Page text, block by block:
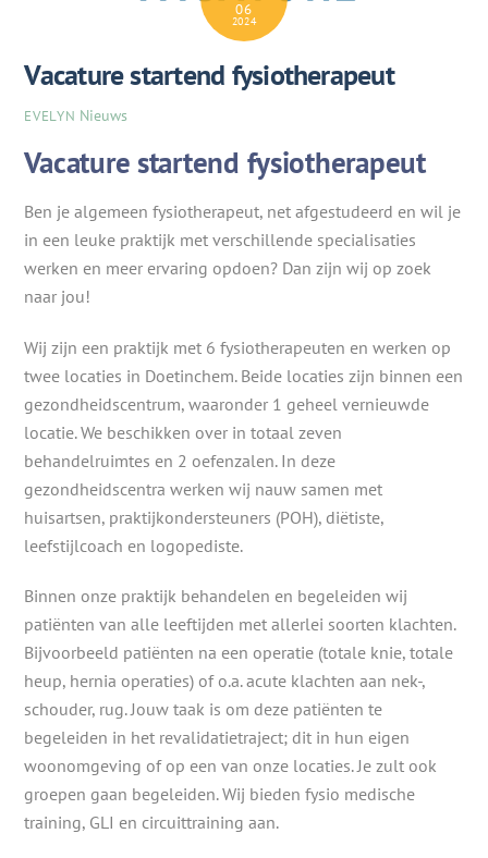
06
2024
Vacature startend fysiotherapeut
EVELYN Nieuws
Vacature startend fysiotherapeut
Ben je algemeen fysiotherapeut, net afgestudeerd en wil je
in een leuke praktijk met verschillende specialisaties
werken en meer ervaring opdoen? Dan zijn wij op zoek
naar jou!
Wij zijn een praktijk met 6 fysiotherapeuten en werken op
twee locaties in Doetinchem. Beide locaties zijn binnen een
gezondheidscentrum, waaronder 1 geheel vernieuwde
locatie. We beschikken over in totaal zeven
behandelruimtes en 2 oefenzalen. In deze
gezondheidscentra werken wij nauw samen met
huisartsen, praktijkondersteuners (POH), diëtiste,
leefstijlcoach en logopediste.
Binnen onze praktijk behandelen en begeleiden wij
patiënten van alle leeftijden met allerlei soorten klachten.
Bijvoorbeeld patiënten na een operatie (totale knie, totale
heup, hernia operaties) of o.a. acute klachten aan nek-,
schouder, rug. Jouw taak is om deze patiënten te
begeleiden in het revalidatietraject; dit in hun eigen
woonomgeving of op een van onze locaties. Je zult ook
groepen gaan begeleiden. Wij bieden fysio medische
training, GLI en circuittraining aan.